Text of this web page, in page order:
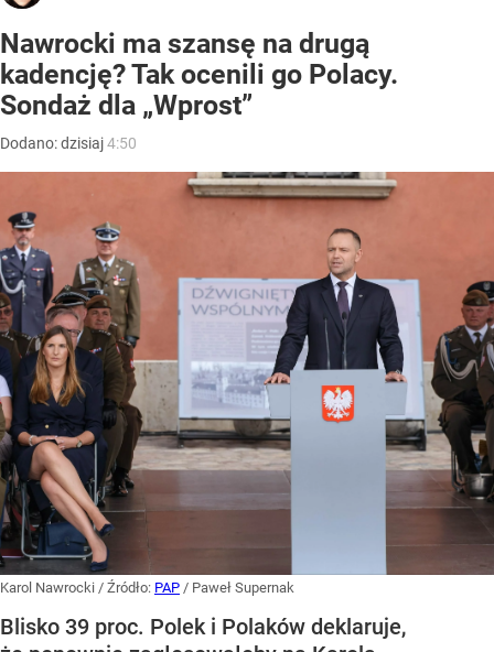
Nawrocki ma szansę na drugą
kadencję? Tak ocenili go Polacy.
Sondaż dla „Wprost”
Dodano:dzisiaj4:50
Karol Nawrocki / Źródło: PAP / Paweł Supernak
Blisko 39 proc. Polek i Polaków deklaruje,